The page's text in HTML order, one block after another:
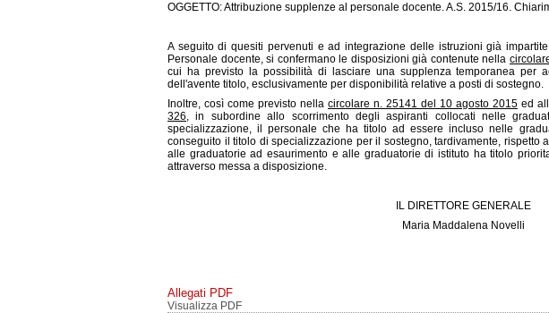
OGGETTO: Attribuzione supplenze al personale docente. A.S. 2015/16.
A seguito di quesiti pervenuti e ad integrazione delle istruzioni già
Personale docente, si confermano le disposizioni già contenute nella
cui ha previsto la possibilità di lasciare una supplenza temporanea per
dell'avente titolo, esclusivamente per disponibilità relative a posti di sostegno.
Inoltre, così come previsto nella circolare n. 25141 del 10 agosto 2015 ed
326, in subordine allo scorrimento degli aspiranti collocati nelle
specializzazione, il personale che ha titolo ad essere incluso nelle
conseguito il titolo di specializzazione per il sostegno, tardivamente, rispetto
alle graduatorie ad esaurimento e alle graduatorie di istituto ha titolo
attraverso messa a disposizione.
IL DIRETTORE GENERALE
Maria Maddalena Novelli
Allegati PDF
Visualizza PDF